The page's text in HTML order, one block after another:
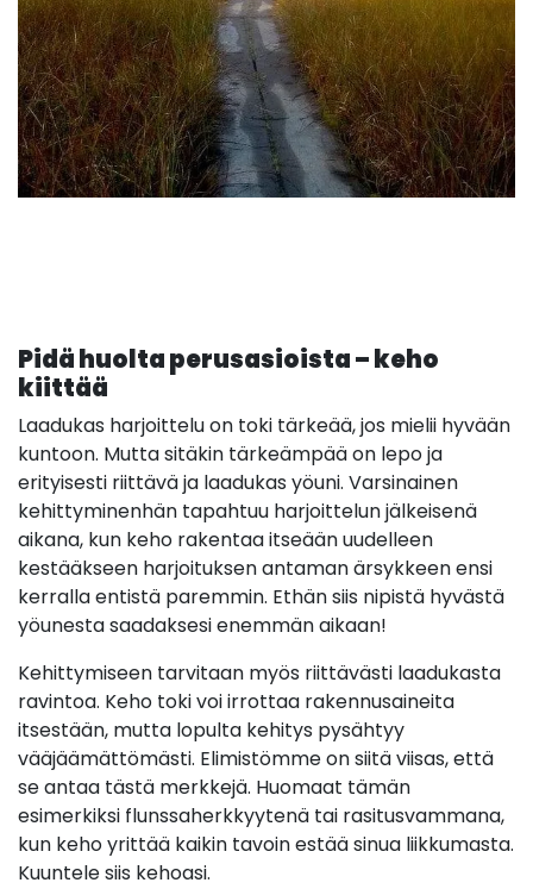
Pidä huolta perusasioista – keho
kiittää
Laadukas harjoittelu on toki tärkeää, jos mielii hyvään
kuntoon. Mutta sitäkin tärkeämpää on lepo ja
erityisesti riittävä ja laadukas yöuni. Varsinainen
kehittyminenhän tapahtuu harjoittelun jälkeisenä
aikana, kun keho rakentaa itseään uudelleen
kestääkseen harjoituksen antaman ärsykkeen ensi
kerralla entistä paremmin. Ethän siis nipistä hyvästä
yöunesta saadaksesi enemmän aikaan!
Kehittymiseen tarvitaan myös riittävästi laadukasta
ravintoa. Keho toki voi irrottaa rakennusaineita
itsestään, mutta lopulta kehitys pysähtyy
vääjäämättömästi. Elimistömme on siitä viisas, että
se antaa tästä merkkejä. Huomaat tämän
esimerkiksi flunssaherkkyytenä tai rasitusvammana,
kun keho yrittää kaikin tavoin estää sinua liikkumasta.
Kuuntele siis kehoasi.